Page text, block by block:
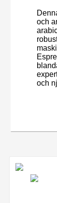
och
och